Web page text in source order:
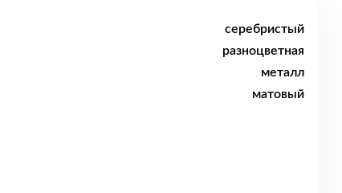
серебристый
разноцветная
металл
матовый